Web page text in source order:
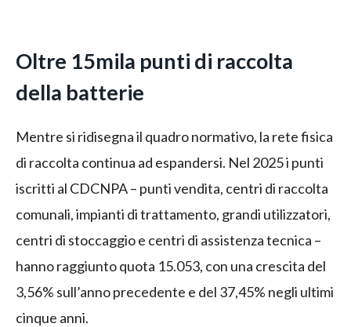
Oltre 15mila punti di raccolta
della batterie
Mentre si ridisegna il quadro normativo, la rete fisica
di raccolta continua ad espandersi. Nel 2025 i punti
iscritti al CDCNPA – punti vendita, centri di raccolta
comunali, impianti di trattamento, grandi utilizzatori,
centri di stoccaggio e centri di assistenza tecnica –
hanno raggiunto quota 15.053, con una crescita del
3,56% sull’anno precedente e del 37,45% negli ultimi
cinque anni.